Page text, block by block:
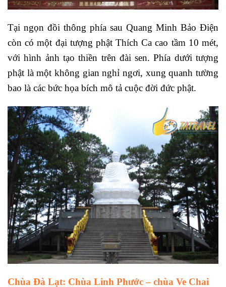
Tại ngọn đồi thông phía sau Quang Minh Bảo Điện
còn có một đại tượng phật Thích Ca cao tầm 10 mét,
với hình ảnh tạo thiền trên đài sen. Phía dưới tượng
phật là một không gian nghỉ ngơi, xung quanh tường
bao là các bức họa bích mô tả cuộc đời đức phật.
Chùa Đà Lạt: Chùa Linh Phước – chùa Ve Chai